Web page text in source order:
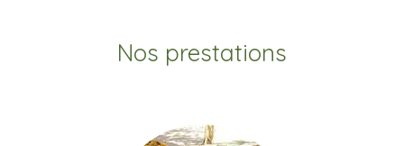
Nos prestations